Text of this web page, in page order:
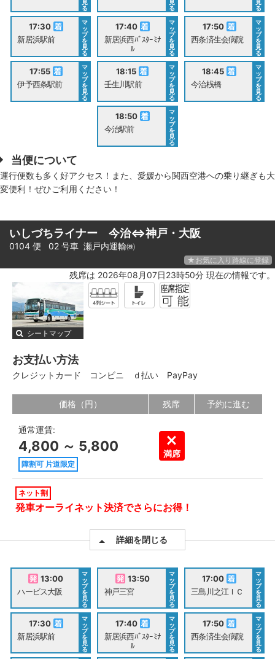
見
る
見
る
見
る
17:30
新居浜駅前
マ
ッ
プ
を
見
る
17:40
新居浜西ﾊﾞｽﾀｰﾐﾅ
ﾙ
マ
ッ
プ
を
見
る
17:50
西条済生会病院
マ
ッ
プ
を
見
る
17:55
伊予西条駅前
マ
ッ
プ
を
見
る
18:15
壬生川駅前
マ
ッ
プ
を
見
る
18:45
今治桟橋
マ
ッ
プ
を
見
る
18:50
今治駅前
マ
ッ
プ
を
見
る
当便について
運行便数も多く好アクセス！また、愛媛から関西空港への乗り継ぎも大
変便利！ぜひご利用ください！
いしづちライナー 今治⇔神戸・大阪
0104 便 02 号車 瀬戸内運輸㈱
★お気に入り路線に登録
残席は 2026年08月07日23時50分 現在の情報です。
シートマップ
お支払い方法
クレジットカード コンビニ ｄ払い PayPay
価格（円） 残席 予約に進む
通常運賃:
4,800 ～ 5,800
障割可 片道限定
満席
ネット割
発車オーライネット決済でさらにお得！
詳細を閉じる
13:00
ハービス大阪
マ
ッ
プ
を
見
る
13:50
神戸三宮
マ
ッ
プ
を
見
る
17:00
三島川之江ＩＣ
マ
ッ
プ
を
見
る
17:30
新居浜駅前
マ
ッ
プ
を
見
る
17:40
新居浜西ﾊﾞｽﾀｰﾐﾅ
ﾙ
マ
ッ
プ
を
見
る
17:50
西条済生会病院
マ
ッ
プ
を
見
る